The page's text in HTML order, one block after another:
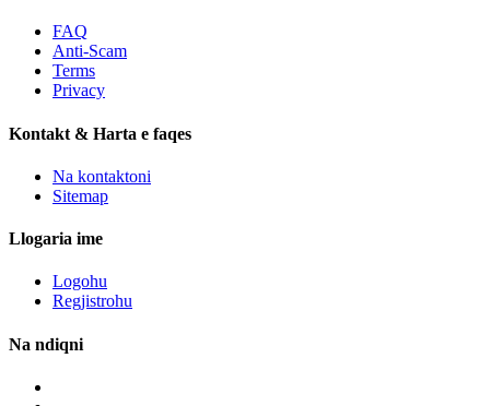
FAQ
Anti-Scam
Terms
Privacy
Kontakt & Harta e faqes
Na kontaktoni
Sitemap
Llogaria ime
Logohu
Regjistrohu
Na ndiqni